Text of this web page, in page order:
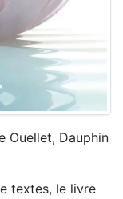
Ouellet, Dauphin
textes, le livre